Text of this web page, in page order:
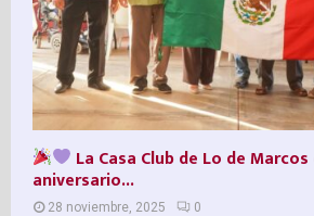
La Casa Club de Lo de Marcos
aniversario...
28 noviembre, 2025 0